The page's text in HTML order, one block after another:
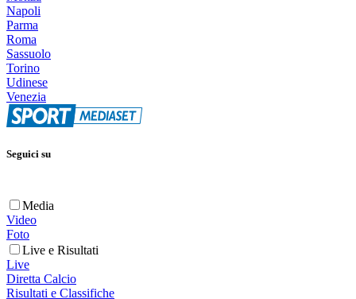
Napoli
Parma
Roma
Sassuolo
Torino
Udinese
Venezia
Seguici su
Media
Video
Foto
Live e Risultati
Live
Diretta Calcio
Risultati e Classifiche